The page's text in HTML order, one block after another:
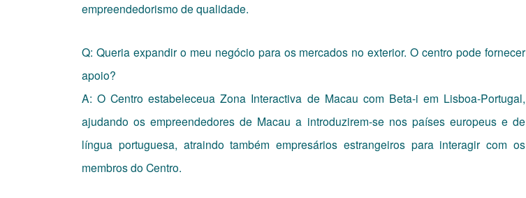
empreendedorismo de qualidade.
Q: Queria expandir o meu negócio para os mercados no exterior. O centro pode fornecer
apoio?
A: O Centro estabeleceua Zona Interactiva de Macau com Beta-i em Lisboa-Portugal,
ajudando os empreendedores de Macau a introduzirem-se nos países europeus e de
língua portuguesa, atraindo também empresários estrangeiros para interagir com os
membros do Centro.